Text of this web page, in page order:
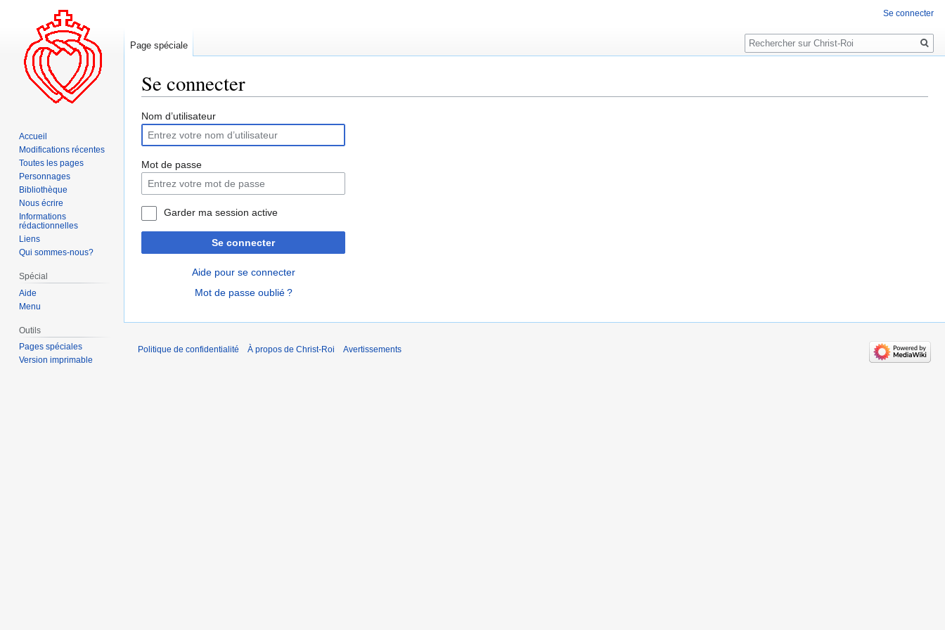
Se connecter
Aller
la
navigation
Aller
la
recherche
Nom d’utilisateur
Mot de passe
Garder ma session active
Se connecter
Aide pour se connecter
Mot de passe oublié ?
Se connecter
Page spéciale
Rechercher
Accueil
Modifications récentes
Toutes les pages
Personnages
Bibliothèque
Nous écrire
Informations
rédactionnelles
Liens
Qui sommes-nous?
Spécial
Aide
Menu
Outils
Pages spéciales
Version imprimable
Politique de confidentialité À propos de Christ-Roi Avertissements